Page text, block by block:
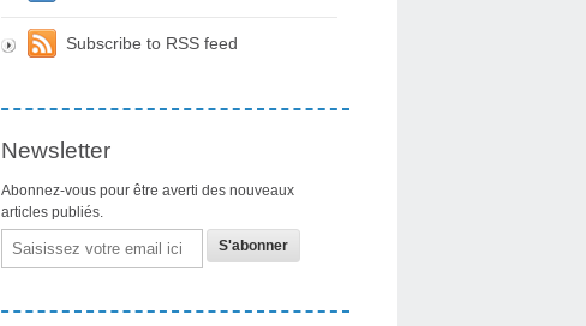
Subscribe to RSS feed
Newsletter
Abonnez-vous pour être averti des nouveaux
articles publiés.
Email